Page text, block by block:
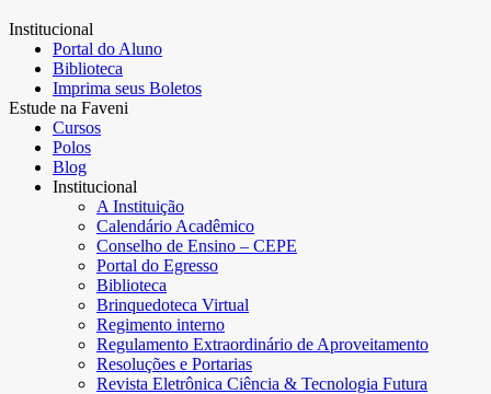
Institucional
Portal do Aluno
Biblioteca
Imprima seus Boletos
Estude na Faveni
Cursos
Polos
Blog
Institucional
A Instituição
Calendário Acadêmico
Conselho de Ensino – CEPE
Portal do Egresso
Biblioteca
Brinquedoteca Virtual
Regimento interno
Regulamento Extraordinário de Aproveitamento
Resoluções e Portarias
Revista Eletrônica Ciência & Tecnologia Futura